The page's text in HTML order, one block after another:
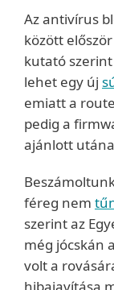
Az antivírus
között
kutató
lehet egy új
emiatt a
pedig a
ajánlott
féreg nem
szerint az
még jócskán
volt a